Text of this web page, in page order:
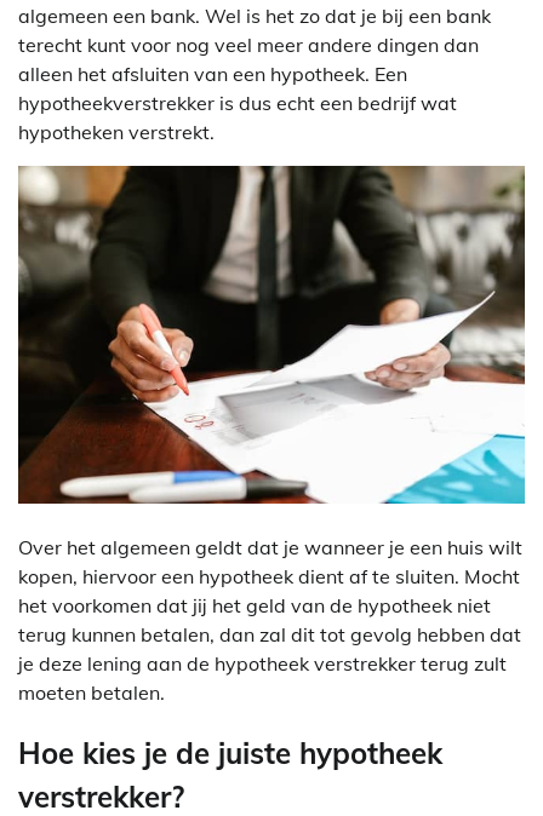
algemeen een bank. Wel is het zo dat je bij een bank
terecht kunt voor nog veel meer andere dingen dan
alleen het afsluiten van een hypotheek. Een
hypotheekverstrekker is dus echt een bedrijf wat
hypotheken verstrekt.
Over het algemeen geldt dat je wanneer je een huis wilt
kopen, hiervoor een hypotheek dient af te sluiten. Mocht
het voorkomen dat jij het geld van de hypotheek niet
terug kunnen betalen, dan zal dit tot gevolg hebben dat
je deze lening aan de hypotheek verstrekker terug zult
moeten betalen.
Hoe kies je de juiste hypotheek
verstrekker?